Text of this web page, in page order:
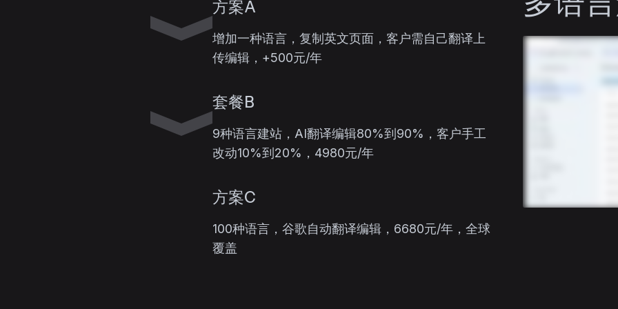
方案A
增加一种语言，复制英文页面，客户需自己翻译上
传编辑，+500元/年
套餐B
9种语言建站，AI翻译编辑80%到90%，客户手工
改动10%到20%，4980元/年
方案C
100种语言，谷歌自动翻译编辑，6680元/年，全球
覆盖